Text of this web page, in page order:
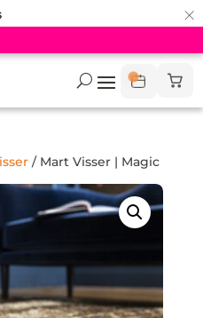
×
/ Mart Visser | Magic